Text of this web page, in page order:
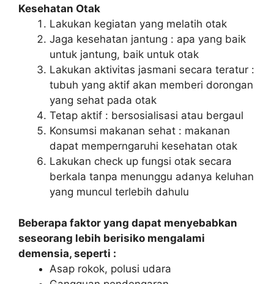
Kesehatan Otak
Lakukan kegiatan yang melatih otak
Jaga kesehatan jantung : apa yang baik
untuk jantung, baik untuk otak
Lakukan aktivitas jasmani secara teratur :
tubuh yang aktif akan memberi dorongan
yang sehat pada otak
Tetap aktif : bersosialisasi atau bergaul
Konsumsi makanan sehat : makanan
dapat memperngaruhi kesehatan otak
Lakukan check up fungsi otak secara
berkala tanpa menunggu adanya keluhan
yang muncul terlebih dahulu
Beberapa faktor yang dapat menyebabkan
seseorang lebih berisiko mengalami
demensia, seperti :
Asap rokok, polusi udara